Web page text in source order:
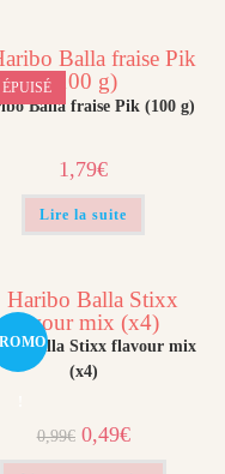
ÉPUISÉ
Balla fraise Pik (100 g)
1,79€
Lire la suite
Balla Stixx flavour mix
(x4)
0,99€ Le
prix
initial
0,49€Le
prix
actuel